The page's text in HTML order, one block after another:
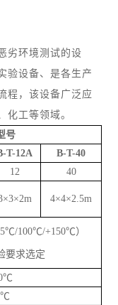
劣环境测试的设
验设备、是各生产
程，该设备广泛应
化工等领域。
号
T-12A B-T-40
12
40
4×4×2.5m
100℃/+150℃）
要求选定